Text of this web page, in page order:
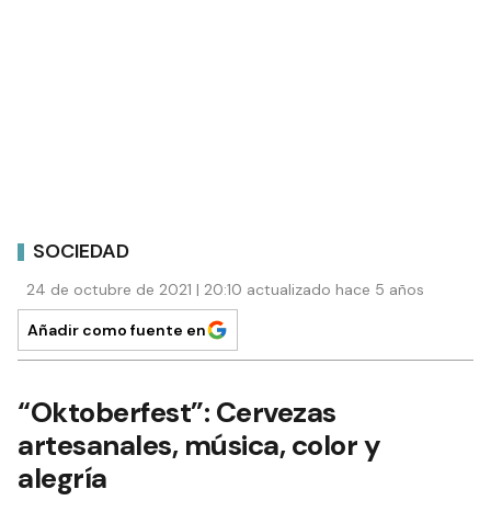
SOCIEDAD
24 de octubre de 2021 | 20:10 actualizado hace 5 años
Añadir como fuente en
“Oktoberfest”: Cervezas
artesanales, música, color y
alegría